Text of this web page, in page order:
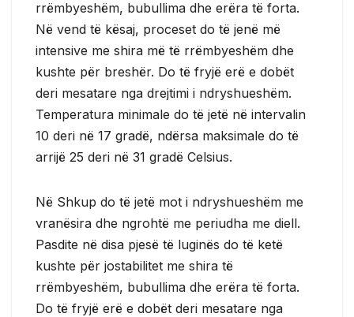
rrëmbyeshëm, bubullima dhe erëra të forta.
Në vend të kësaj, proceset do të jenë më
intensive me shira më të rrëmbyeshëm dhe
kushte për breshër. Do të fryjë erë e dobët
deri mesatare nga drejtimi i ndryshueshëm.
Temperatura minimale do të jetë në intervalin
10 deri në 17 gradë, ndërsa maksimale do të
arrijë 25 deri në 31 gradë Celsius.
Në Shkup do të jetë mot i ndryshueshëm me
vranësira dhe ngrohtë me periudha me diell.
Pasdite në disa pjesë të luginës do të ketë
kushte për jostabilitet me shira të
rrëmbyeshëm, bubullima dhe erëra të forta.
Do të fryjë erë e dobët deri mesatare nga